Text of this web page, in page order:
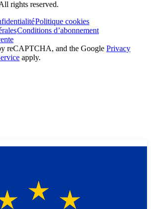
rights reserved.
Politique cookies
Conditions d’abonnement
reCAPTCHA, and the Google Privacy
apply.